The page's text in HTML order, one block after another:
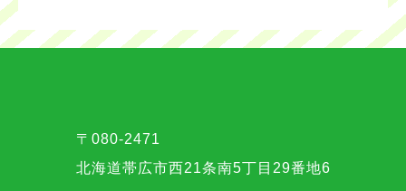
〒080-2471
北海道帯広市西21条南5丁目29番地6